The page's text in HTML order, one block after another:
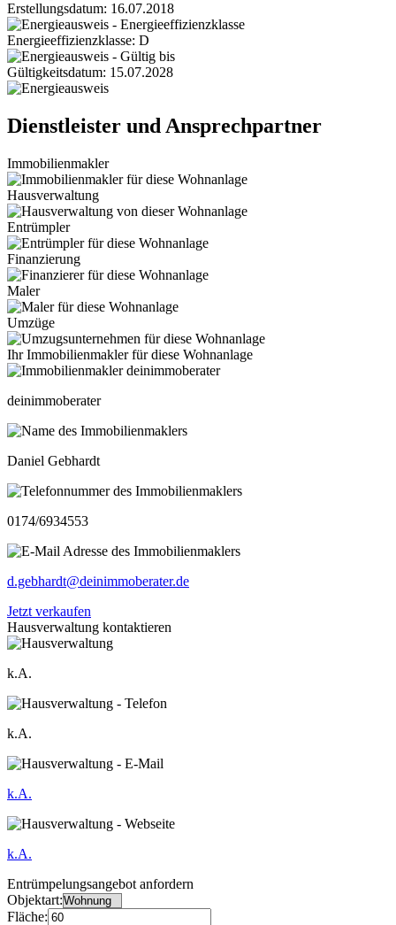
Erstellungsdatum: 16.07.2018
Energieeffizienzklasse: D
Gültigkeitsdatum: 15.07.2028
Dienstleister und Ansprechpartner
Immobilienmakler
Hausverwaltung
Entrümpler
Finanzierung
Maler
Umzüge
Ihr Immobilienmakler für diese Wohnanlage
deinimmoberater
Daniel Gebhardt
0174/6934553
d.gebhardt@deinimmoberater.de
Jetzt verkaufen
Hausverwaltung kontaktieren
k.A.
k.A.
k.A.
k.A.
Entrümpelungsangebot anfordern
Objektart:
Fläche: